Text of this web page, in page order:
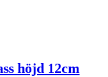
höjd 12cm